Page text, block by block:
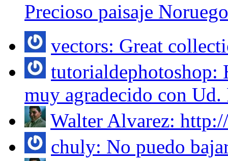
Precioso paisaje Noruego
vectors: Great
tutorialdephotoshop:
muy agradecido con Ud.
Walter Alvarez:
chuly: No puedo